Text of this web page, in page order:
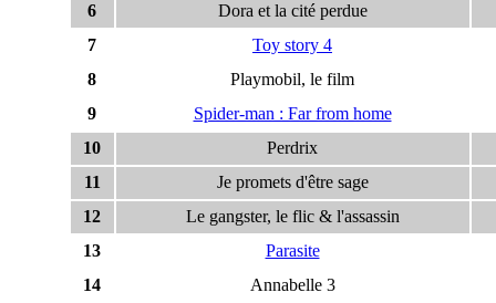
6
Dora et la cité perdue
7
Toy story 4
8
Playmobil, le film
9
Spider-man : Far from home
10
Perdrix
11
Je promets d'être sage
12
Le gangster, le flic & l'assassin
13
Parasite
14
Annabelle 3